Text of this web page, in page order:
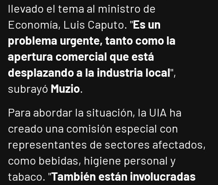
llevado el tema al ministro de
Economía, Luis Caputo. "Es un
problema urgente, tanto como la
apertura comercial que está
desplazando a la industria local",
subrayó Muzio.
Para abordar la situación, la UIA ha
creado una comisión especial con
representantes de sectores afectados,
como bebidas, higiene personal y
tabaco. "También están involucradas